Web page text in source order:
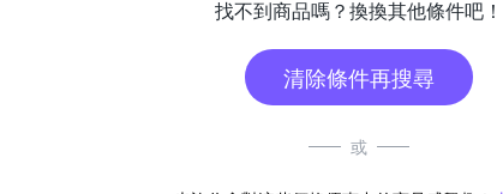
找不到商品嗎？換換其他條件吧！
清除條件再搜尋
或